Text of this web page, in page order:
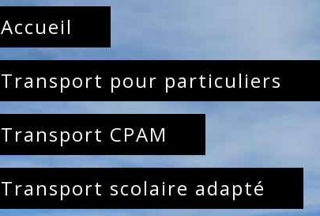
Accueil
Transport pour particuliers
Transport CPAM
Transport scolaire adapté